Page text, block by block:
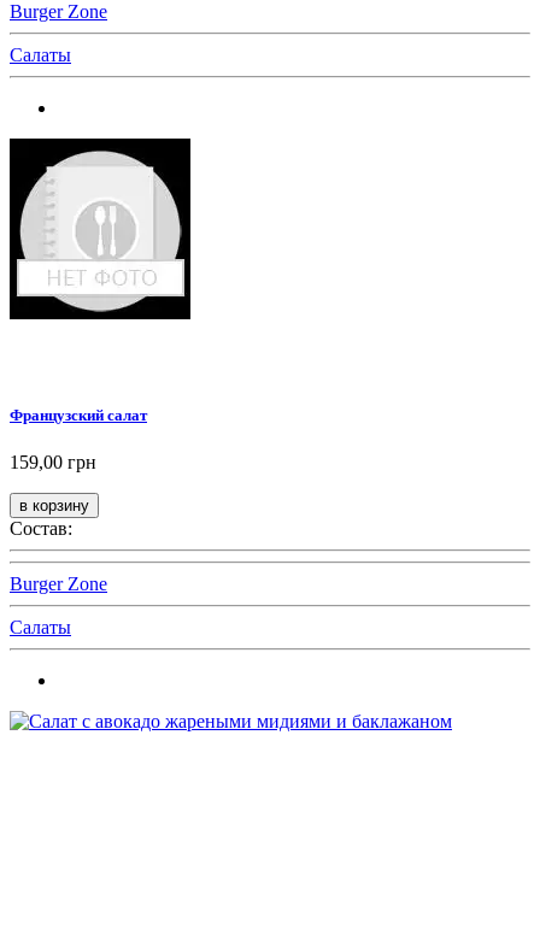
Burger Zone
Салаты
Французский салат
159,00 грн
Состав:
Burger Zone
Салаты